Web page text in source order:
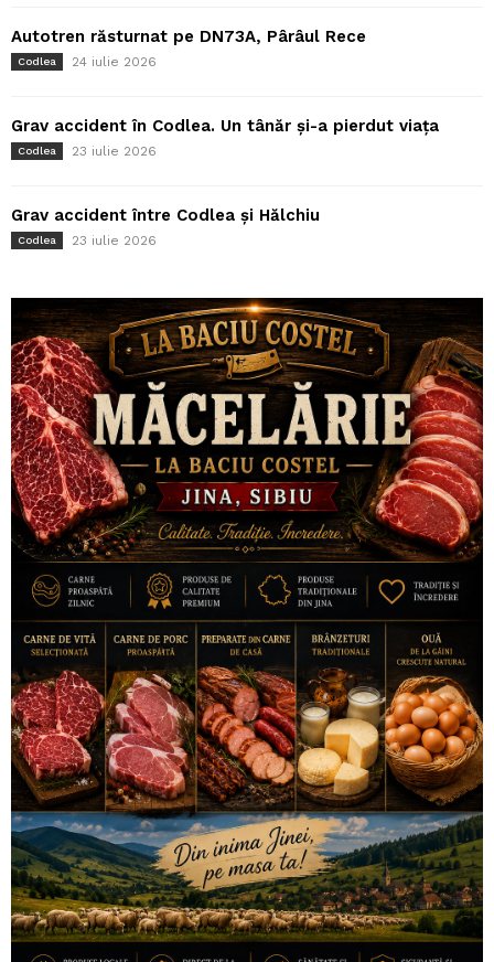
Autotren răsturnat pe DN73A, Pârâul Rece
Codlea 24 iulie 2026
Grav accident în Codlea. Un tânăr și-a pierdut viața
Codlea 23 iulie 2026
Grav accident între Codlea și Hălchiu
Codlea 23 iulie 2026